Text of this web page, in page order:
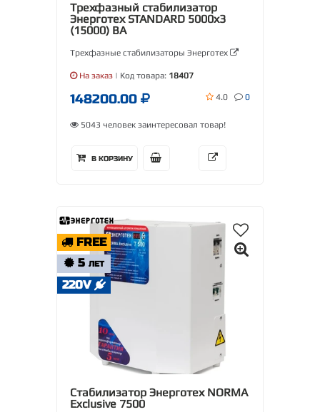
Трехфазный стабилизатор
Энерготех STANDARD 5000х3
(15000) ВА
Трехфазные стабилизаторы Энерготех
На заказ | Код товара: 18407
148200.00 4.0 0
5043 человек заинтересовал товар!
В КОРЗИНУ
FREE
5 ЛЕТ
220V
Стабилизатор Энерготех NORMA
Exclusive 7500